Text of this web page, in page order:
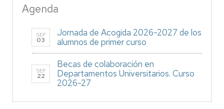
Agenda
SEP
03
Jornada de Acogida 2026-2027 de los
alumnos de primer curso
SEP
22
Becas de colaboración en
Departamentos Universitarios. Curso
2026-27